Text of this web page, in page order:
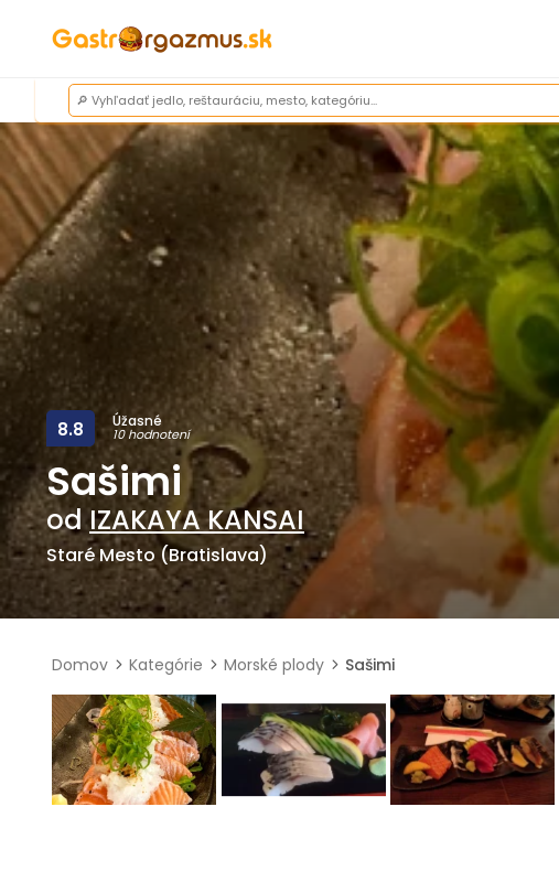
Úžasné
10 hodnotení
8.8
Sašimi
odIZAKAYA KANSAI
Staré Mesto (Bratislava)
Domov Kategórie Morské plody Sašimi